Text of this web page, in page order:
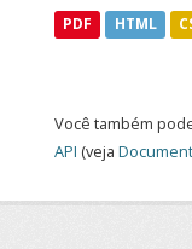
PDF HTML
Você também
API (veja